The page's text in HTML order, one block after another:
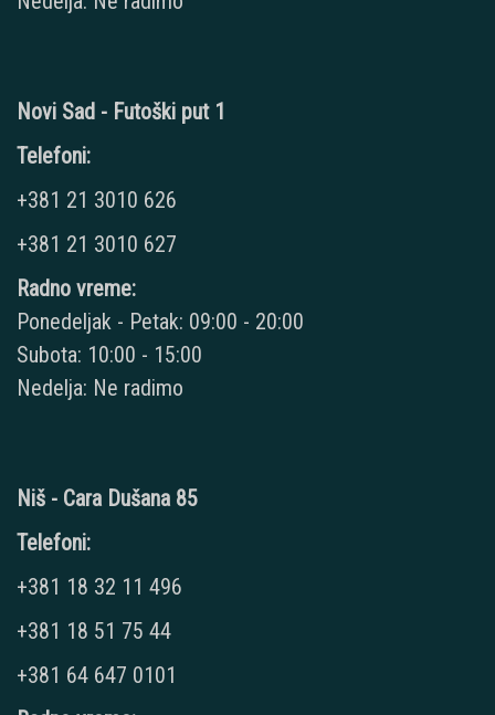
Novi Sad - Futoški put 1
Telefoni:
+381 21 3010 626
+381 21 3010 627
Radno vreme:
Ponedeljak - Petak: 09:00 - 20:00
Subota: 10:00 - 15:00
Nedelja: Ne radimo
Niš - Cara Dušana 85
Telefoni:
+381 18 32 11 496
+381 18 51 75 44
+381 64 647 0101